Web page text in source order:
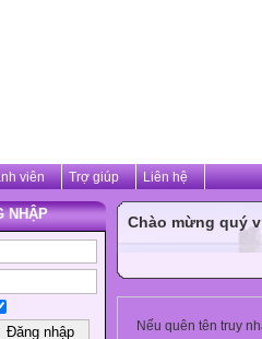
viên Trợ giúp Liên hệ
NHẬP Chào mừng quý
Nếu quên tên truy